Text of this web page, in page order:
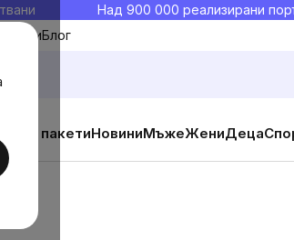
Над 900 000 реализирани
Блог
пакетиНовиниМъжеЖениДеца